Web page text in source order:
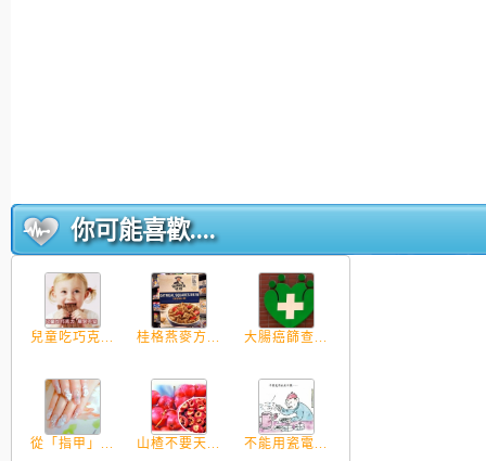
你可能喜歡....
兒童吃巧克... 桂格燕麥方... 大腸癌篩查...
從「指甲」... 山楂不要天... 不能用瓷電...